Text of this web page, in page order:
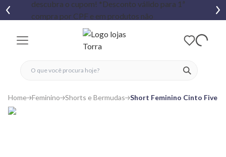
ver
fechar menu
fechar menu
favoritos
Home Feminino Shorts e Bermudas Short Feminino Cinto